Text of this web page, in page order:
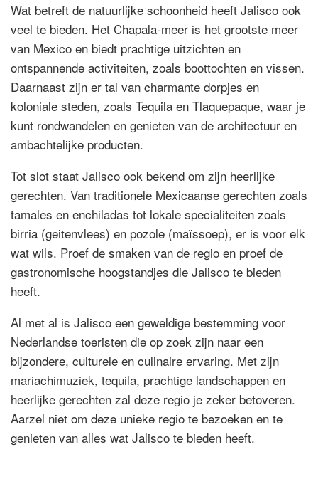
Wat betreft de natuurlijke schoonheid heeft Jalisco ook
veel te bieden. Het Chapala-meer is het grootste meer
van Mexico en biedt prachtige uitzichten en
ontspannende activiteiten, zoals boottochten en vissen.
Daarnaast zijn er tal van charmante dorpjes en
koloniale steden, zoals Tequila en Tlaquepaque, waar je
kunt rondwandelen en genieten van de architectuur en
ambachtelijke producten.
Tot slot staat Jalisco ook bekend om zijn heerlijke
gerechten. Van traditionele Mexicaanse gerechten zoals
tamales en enchiladas tot lokale specialiteiten zoals
birria (geitenvlees) en pozole (maïssoep), er is voor elk
wat wils. Proef de smaken van de regio en proef de
gastronomische hoogstandjes die Jalisco te bieden
heeft.
Al met al is Jalisco een geweldige bestemming voor
Nederlandse toeristen die op zoek zijn naar een
bijzondere, culturele en culinaire ervaring. Met zijn
mariachimuziek, tequila, prachtige landschappen en
heerlijke gerechten zal deze regio je zeker betoveren.
Aarzel niet om deze unieke regio te bezoeken en te
genieten van alles wat Jalisco te bieden heeft.